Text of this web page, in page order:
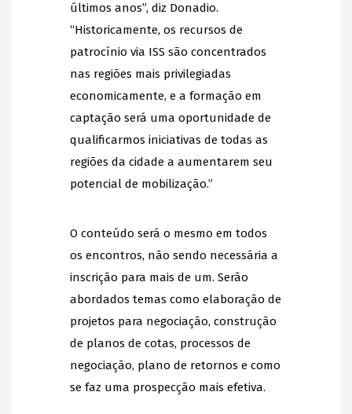
últimos anos”, diz Donadio.
“Historicamente, os recursos de
patrocínio via ISS são concentrados
nas regiões mais privilegiadas
economicamente, e a formação em
captação será uma oportunidade de
qualificarmos iniciativas de todas as
regiões da cidade a aumentarem seu
potencial de mobilização.”
O conteúdo será o mesmo em todos
os encontros, não sendo necessária a
inscrição para mais de um. Serão
abordados temas como elaboração de
projetos para negociação, construção
de planos de cotas, processos de
negociação, plano de retornos e como
se faz uma prospecção mais efetiva.